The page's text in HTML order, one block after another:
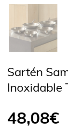
Sartén
Inoxidable
48,08€